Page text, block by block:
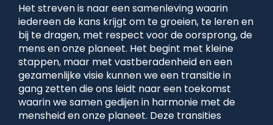
Het streven is naar een samenleving waarin
iedereen de kans krijgt om te groeien, te leren en
bij te dragen, met respect voor de oorsprong, de
mens en onze planeet. Het begint met kleine
stappen, maar met vastberadenheid en een
gezamenlijke visie kunnen we een transitie in
gang zetten die ons leidt naar een toekomst
waarin we samen gedijen in harmonie met de
mensheid en onze planeet. Deze transities